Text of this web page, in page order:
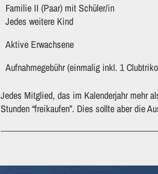
Familie II (Paar) mit Schüler/in
Jedes weitere Kind
Aktive Erwachsene
Aufnahmegebühr (einmalig inkl. 1
Jedes Mitglied, das im Kalenderjahr mehr
Stunden “freikaufen”. Dies sollte aber die